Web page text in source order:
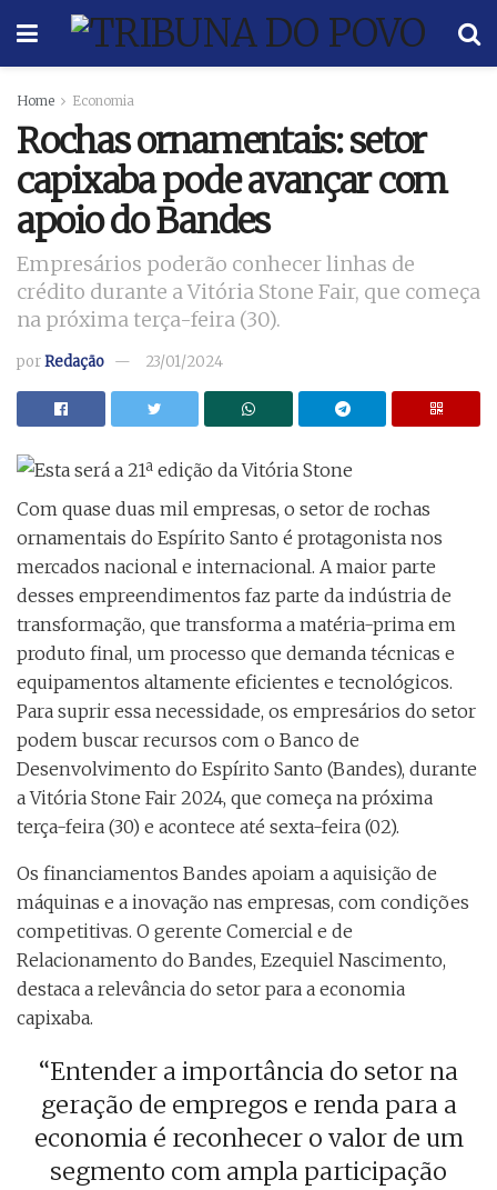
Home Economia
Rochas ornamentais: setor
capixaba pode avançar com
apoio do Bandes
Empresários poderão conhecer linhas de
crédito durante a Vitória Stone Fair, que começa
na próxima terça-feira (30).
porRedação 23/01/2024
Esta será a 21ª edição da Vitória Stone
Com quase duas mil empresas, o setor de rochas
ornamentais do Espírito Santo é protagonista nos
mercados nacional e internacional. A maior parte
desses empreendimentos faz parte da indústria de
transformação, que transforma a matéria-prima em
produto final, um processo que demanda técnicas e
equipamentos altamente eficientes e tecnológicos.
Para suprir essa necessidade, os empresários do setor
podem buscar recursos com o Banco de
Desenvolvimento do Espírito Santo (Bandes), durante
a Vitória Stone Fair 2024, que começa na próxima
terça-feira (30) e acontece até sexta-feira (02).
Os financiamentos Bandes apoiam a aquisição de
máquinas e a inovação nas empresas, com condições
competitivas. O gerente Comercial e de
Relacionamento do Bandes, Ezequiel Nascimento,
destaca a relevância do setor para a economia
capixaba.
“Entender a importância do setor na
geração de empregos e renda para a
economia é reconhecer o valor de um
segmento com ampla participação